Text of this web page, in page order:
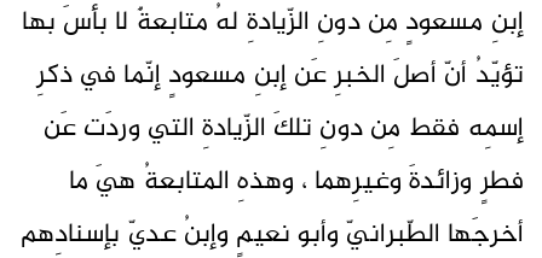
إبنِ مسعودٍ مِن دونِ الزّيادةِ لهُ متابعةٌ لا بأسَ بها
تؤيّدُ أنّ أصلَ الخبرِ عَن إبنِ مسعودٍ إنّما في ذكرِ
إسمِه فقط مِن دونِ تلكَ الزّيادةِ التي وردَت عَن
فطرٍ وزائدةَ وغيرِهما ، وهذهِ المتابعةُ هيَ ما
أخرجَها الطّبرانيّ وأبو نعيمٍ وإبنُ عديّ بإسنادِهم